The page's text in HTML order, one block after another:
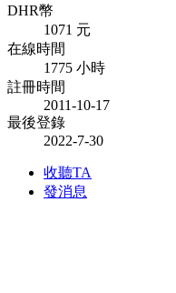
DHR幣
1071 元
在線時間
1775 小時
註冊時間
2011-10-17
最後登錄
2022-7-30
收聽TA
發消息